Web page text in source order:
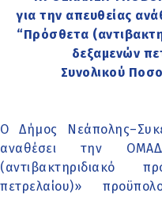
για την απευθείας
“Πρόσθετα
δεξαμενών
Συνολικού
Ο Δήμος
αναθέσει την
(αντιβακτηριδιακό
πετρελαίου)»